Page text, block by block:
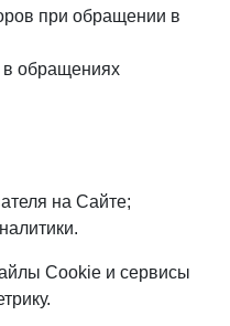
при обращении в
обращениях
на Сайте;
Cookie и сервисы